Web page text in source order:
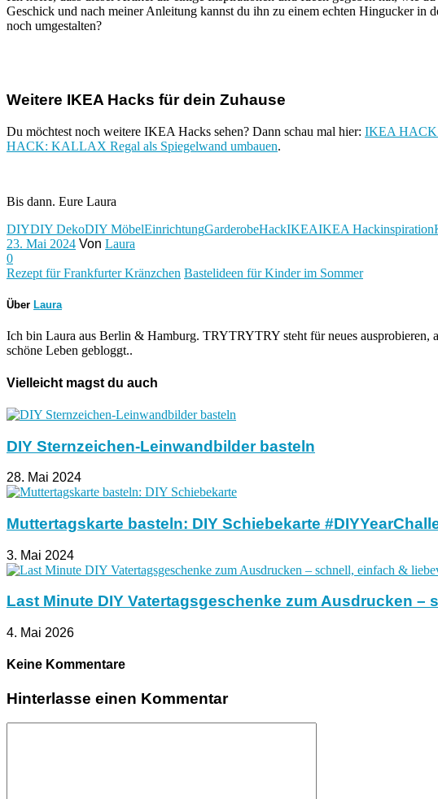
Geschick und nach meiner Anleitung kannst du ihn zu einem echten Hingucker
noch umgestalten?
Weitere IKEA Hacks für dein Zuhause
Du möchtest noch weitere IKEA Hacks sehen? Dann schau mal hier: IKEA HACK:
HACK: KALLAX Regal als Spiegelwand umbauen.
Bis dann. Eure Laura
DIYDIY DekoDIY MöbelEinrichtungGarderobeHackIKEAIKEA Hackinspiration
23. Mai 2024 Von Laura
0
Rezept für Frankfurter Kränzchen Bastelideen für Kinder im Sommer
Über Laura
Ich bin Laura aus Berlin & Hamburg. TRYTRYTRY steht für neues
schöne Leben gebloggt..
Vielleicht magst du auch
DIY Sternzeichen-Leinwandbilder basteln
28. Mai 2024
Muttertagskarte basteln: DIY Schiebekarte
3. Mai 2024
Last Minute DIY Vatertagsgeschenke zum Ausdrucken –
4. Mai 2026
Keine Kommentare
Hinterlasse einen Kommentar